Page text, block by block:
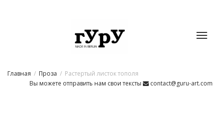
Главная Проза
Растертый листок тополя
Вы можете отправить нам свои тексты
contact@guru-art.com